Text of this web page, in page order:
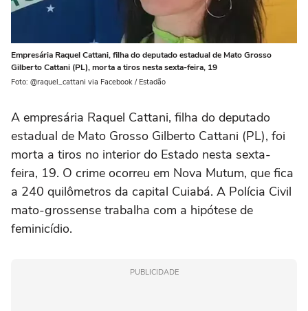
Empresária Raquel Cattani, filha do deputado estadual de Mato Grosso
Gilberto Cattani (PL), morta a tiros nesta sexta-feira, 19
Foto: @raquel_cattani via Facebook / Estadão
A empresária Raquel Cattani, filha do deputado
estadual de Mato Grosso Gilberto Cattani (PL), foi
morta a tiros no interior do Estado nesta sexta-
feira, 19. O crime ocorreu em Nova Mutum, que fica
a 240 quilômetros da capital Cuiabá. A Polícia Civil
mato-grossense trabalha com a hipótese de
feminicídio.
PUBLICIDADE